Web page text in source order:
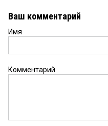
Ваш комментарий
Имя
Комментарий